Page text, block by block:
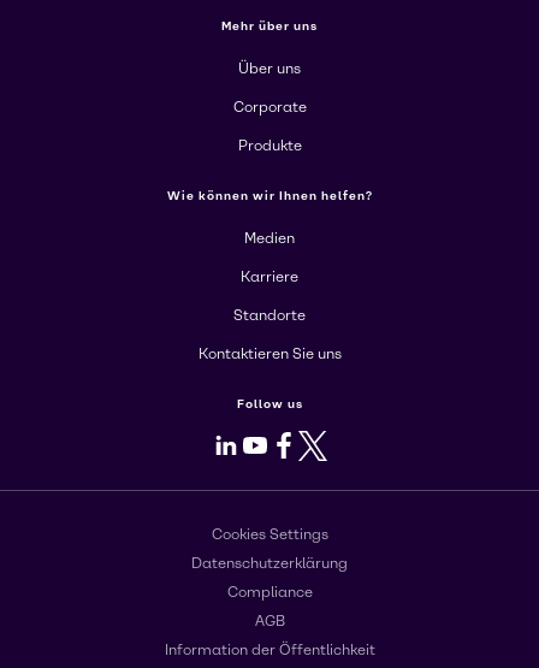
Mehr über uns
Über uns
Corporate
Produkte
Wie können wir Ihnen helfen?
Medien
Karriere
Standorte
Kontaktieren Sie uns
Follow us
LinkedIn
Youtube
Facebook
X
Cookies Settings
Datenschutzerklärung
Compliance
AGB
Information der Öffentlichkeit